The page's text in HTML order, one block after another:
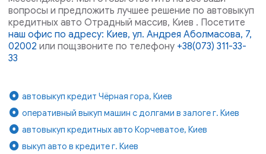
вопросы и предложить лучшее решение по автовыкуп
кредитных авто Отрадный массив, Киев . Посетите
наш офис по адресу: Киев, ул. Андрея Аболмасова, 7,
02002 или пощзвоните по телефону +38(073) 311-33-
33
автовыкуп кредит Чёрная гора, Киев
оперативный выкуп машин с долгами в залоге г. Киев
автовыкуп кредитных авто Корчеватое, Киев
выкуп авто в кредите г. Киев